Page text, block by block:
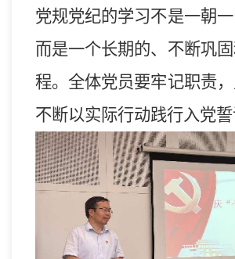
党规党纪的学习不是一朝一
而是一个长期的、不断巩
程。全体党员要牢记职责，
不断以实际行动践行入党誓